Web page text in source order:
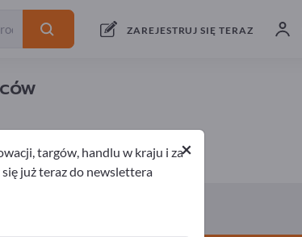
ZAREJESTRUJ SIĘ TERAZ
Eksporterzy
×
targów, handlu w kraju i za
już teraz do newslettera